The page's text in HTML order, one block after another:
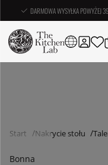
DARMOWA WYSYŁKA POWYŻEJ
Start Nakrycie stołu
Bonna